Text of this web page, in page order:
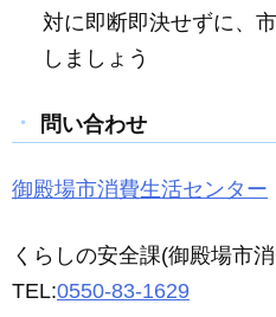
対に即断即決せずに、
しましょう
問い合わせ
御殿場市消費生活センター
くらしの安全課(御殿場市
TEL:0550-83-1629